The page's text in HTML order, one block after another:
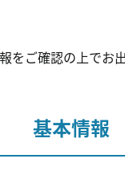
ご確認の上でお
基本情報